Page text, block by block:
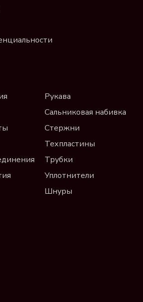
Рукава
Сальниковая набивка
Стержни
Техпластины
Трубки
Уплотнители
Шнуры